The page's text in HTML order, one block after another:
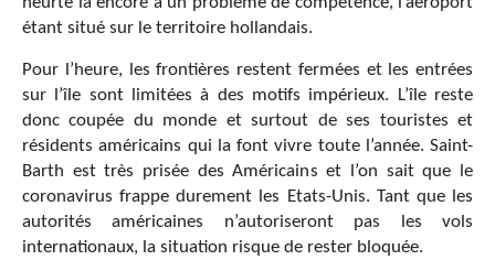
étant situé sur le territoire hollandais.
Pour l’heure, les frontières restent fermées et les entrées
sur l’île sont limitées à des motifs impérieux. L’île reste
donc coupée du monde et surtout de ses touristes et
résidents américains qui la font vivre toute l’année. Saint-
Barth est très prisée des Américains et l’on sait que le
coronavirus frappe durement les Etats-Unis. Tant que les
autorités américaines n’autoriseront pas les vols
internationaux, la situation risque de rester bloquée.